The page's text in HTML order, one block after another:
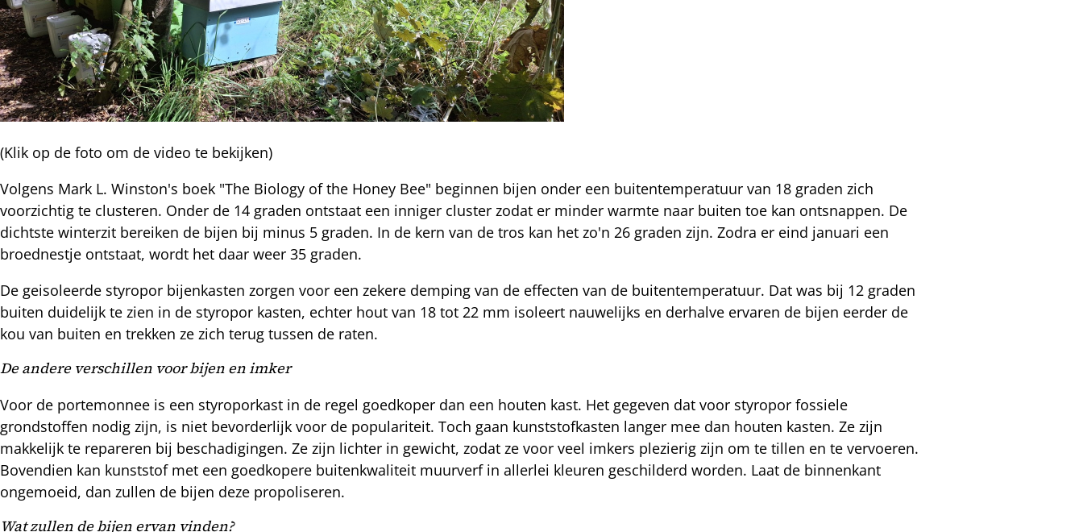
(Klik op de foto om de video te bekijken)
Volgens Mark L. Winston's boek "The Biology of the Honey Bee" beginnen bijen onder een buitentemperatuur van 18 graden zich
voorzichtig te clusteren. Onder de 14 graden ontstaat een inniger cluster zodat er minder warmte naar buiten toe kan ontsnappen. De
dichtste winterzit bereiken de bijen bij minus 5 graden. In de kern van de tros kan het zo'n 26 graden zijn. Zodra er eind januari een
broednestje ontstaat, wordt het daar weer 35 graden.
De geisoleerde styropor bijenkasten zorgen voor een zekere demping van de effecten van de buitentemperatuur. Dat was bij 12 graden
buiten duidelijk te zien in de styropor kasten, echter hout van 18 tot 22 mm isoleert nauwelijks en derhalve ervaren de bijen eerder de
kou van buiten en trekken ze zich terug tussen de raten.
De andere verschillen voor bijen en imker
Voor de portemonnee is een styroporkast in de regel goedkoper dan een houten kast. Het gegeven dat voor styropor fossiele
grondstoffen nodig zijn, is niet bevorderlijk voor de populariteit. Toch gaan kunststofkasten langer mee dan houten kasten. Ze zijn
makkelijk te repareren bij beschadigingen. Ze zijn lichter in gewicht, zodat ze voor veel imkers plezierig zijn om te tillen en te vervoeren.
Bovendien kan kunststof met een goedkopere buitenkwaliteit muurverf in allerlei kleuren geschilderd worden. Laat de binnenkant
ongemoeid, dan zullen de bijen deze propoliseren.
Wat zullen de bijen ervan vinden?